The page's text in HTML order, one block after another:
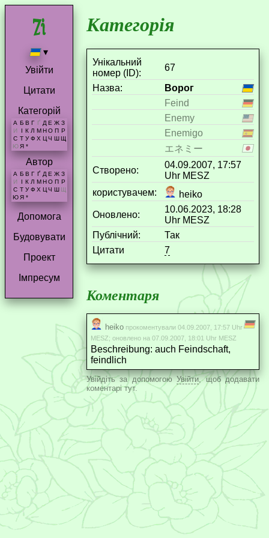
▾
Увійти
Цитати
Категорій
А Б В Г Ґ Д Е Ж З
И
І К Л М Н О П Р
С Т У Ф Х Ц Ч Ш Щ
Ю Я *
Автор
А Б В Г Ґ Д Е Ж З
И
К Л М Н О П Р
С Т У Ф Х Ц Ч Ш Щ
Ю Я *
Допомога
Будовувати
Проект
Імпресум
Категорія
Унікальний
номер (ID):
67
Назва:
Ворог
Feind
Enemy
Enemigo
エネミー
Створено:
04.09.2007, 17:57
Uhr MESZ
користувачем:
heiko
Оновлено:
10.06.2023, 18:28
Uhr MESZ
Публічний:
Так
Цитати
7
Коментаря
heiko прокоментували 04.09.2007, 17:57 Uhr
MESZ; оновлено на 07.09.2007, 18:01 Uhr MESZ
Beschreibung: auch Feindschaft,
feindlich
Увійдіть за допомогоюУвійти, щоб додавати
коментарі тут.